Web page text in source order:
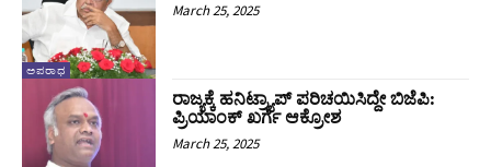
ಅಪರಾಧ
March 25, 2025
ರಾಜ್ಯಕ್ಕೆ ಹನಿಟ್ರ್ಯಾಪ್‌ ಪರಿಚಯಿಸಿದ್ದೇ ಬಿಜೆಪಿ:
ಪ್ರಿಯಾಂಕ್‌ ಖರ್ಗೆ ಆಕ್ರೋಶ
March 25, 2025